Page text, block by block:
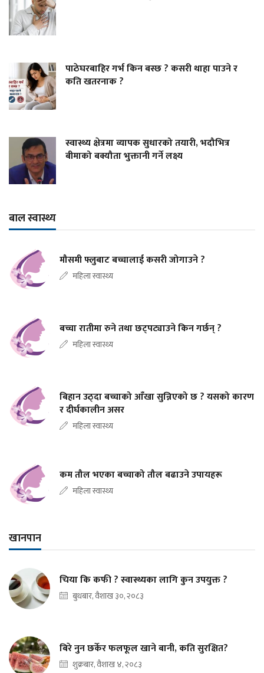
पाठेघरबाहिर गर्भ किन बस्छ ? कसरी थाहा पाउने र
कति खतरनाक ?
स्वास्थ्य क्षेत्रमा व्यापक सुधारको तयारी, भदौभित्र
बीमाको बक्यौता भुक्तानी गर्ने लक्ष्य
बाल स्वास्थ्य
मौसमी फ्लुबाट बच्चालाई कसरी जोगाउने ?
महिला स्वास्थ्य
बच्चा रातीमा रुने तथा छट्पट्याउने किन गर्छन् ?
महिला स्वास्थ्य
बिहान उठ्दा बच्चाको आँखा सुन्निएको छ ? यसको कारण
र दीर्घकालीन असर
महिला स्वास्थ्य
कम तौल भएका बच्चाको तौल बढाउने उपायहरू
महिला स्वास्थ्य
खानपान
चिया कि कफी ? स्वास्थ्यका लागि कुन उपयुक्त ?
बुधबार, वैशाख ३०, २०८३
बिरे नुन छर्केर फलफूल खाने बानी, कति सुरक्षित?
शुक्रबार, वैशाख ४, २०८३